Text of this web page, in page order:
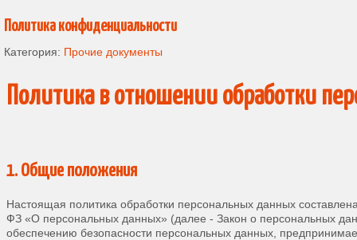
Политика конфиденциальности
Категория: Прочие документы
Политика в отношении обработки
1. Общие положения
Настоящая политика обработки персональных данных
ФЗ «О персональных данных» (далее - Закон о персональных
обеспечению безопасности персональных данных,